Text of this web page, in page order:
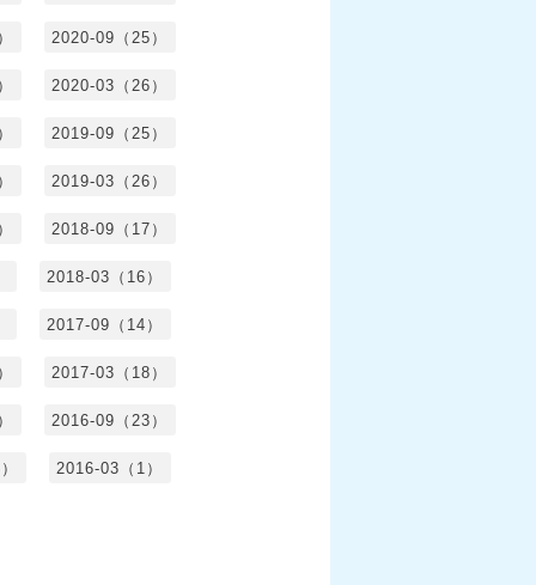
2020-09（25）
2020-03（26）
2019-09（25）
2019-03（26）
2018-09（17）
2018-03（16）
2017-09（14）
2017-03（18）
2016-09（23）
2016-03（1）